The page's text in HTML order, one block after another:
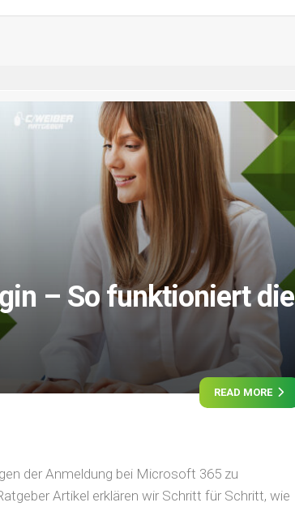
– So funktioniert die
READ MORE
der Anmeldung bei Microsoft 365 zu
Artikel erklären wir Schritt für Schritt, wie